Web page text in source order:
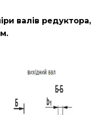
валів редуктора,